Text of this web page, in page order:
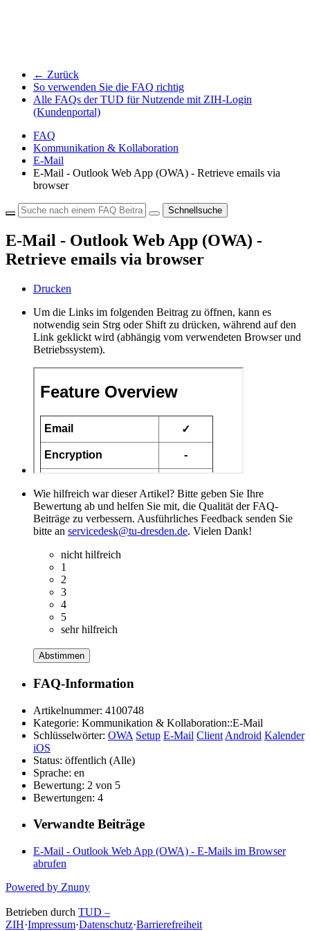
← Zurück
So verwenden Sie die FAQ richtig
Alle FAQs der TUD für Nutzende mit ZIH-Login
(Kundenportal)
FAQ
Kommunikation & Kollaboration
E-Mail
E-Mail - Outlook Web App (OWA) - Retrieve emails via
browser
Schnellsuche
E-Mail - Outlook Web App (OWA) -
Retrieve emails via browser
Drucken
Um die Links im folgenden Beitrag zu öffnen, kann es
notwendig sein Strg oder Shift zu drücken, während auf den
Link geklickt wird (abhängig vom verwendeten Browser und
Betriebssystem).
Wie hilfreich war dieser Artikel? Bitte geben Sie Ihre
Bewertung ab und helfen Sie mit, die Qualität der FAQ-
Beiträge zu verbessern. Ausführliches Feedback senden Sie
bitte an servicedesk@tu-dresden.de. Vielen Dank!
nicht hilfreich
1
2
3
4
5
sehr hilfreich
Abstimmen
FAQ-Information
Artikelnummer: 4100748
Kategorie: Kommunikation & Kollaboration::E-Mail
Schlüsselwörter: OWA Setup E-Mail Client Android Kalender
iOS
Status: öffentlich (Alle)
Sprache: en
Bewertung: 2 von 5
Bewertungen: 4
Verwandte Beiträge
E-Mail - Outlook Web App (OWA) - E-Mails im Browser
abrufen
Powered by Znuny
Betrieben durch TUD –
ZIH·Impressum·Datenschutz·Barrierefreiheit